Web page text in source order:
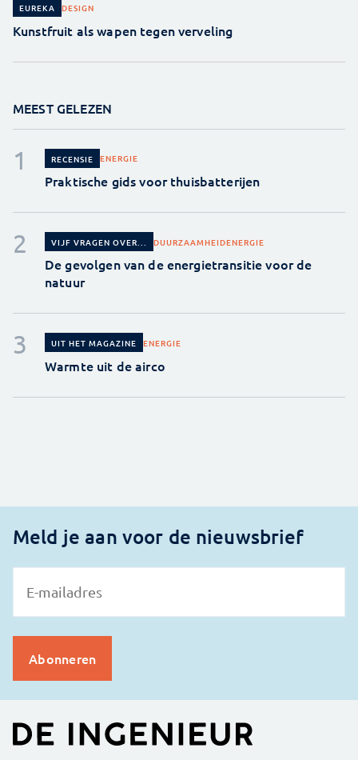
EUREKA DESIGN
Kunstfruit als wapen tegen verveling
MEEST GELEZEN
RECENSIE ENERGIE
Praktische gids voor thuisbatterijen
VIJF VRAGEN OVER... DUURZAAMHEIDENERGIE
De gevolgen van de energietransitie voor de
natuur
UIT HET MAGAZINE ENERGIE
Warmte uit de airco
Meld je aan voor de nieuwsbrief